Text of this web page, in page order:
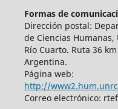
Formas de
Dirección postal:
de Ciencias
Río Cuarto. Ruta 36
Argentina.
Página web:
http://
Correo electrónico: